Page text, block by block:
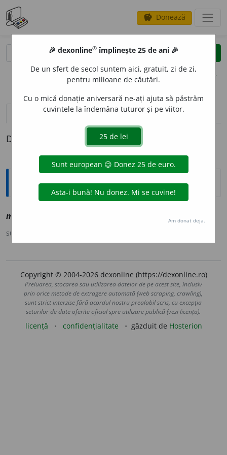
savings Donează
clear
opțiuni
definiții (1)
Definiția cu ID-ul 1142776:
Explicative DEX
menghine
sursa:
Copyright © 2004-2026 dexonline (https://dexonline.ro)
Preluarea, stocarea sau utilizarea datelor de pe acest site, inclusiv
prin orice metode de extragere automată (web scraping, crawling),
sunt strict interzise fără acordul nostru prealabil scris, cu excepția
seturilor de date oferite oficial spre utilizare publică (vezi licența).
licență confidențialitate găzduit de Hosterion
🎉 dexonline® împlinește 25 de ani 🎉
De un sfert de secol suntem aici, gratuit, zi de zi,
pentru milioane de căutări.
Cu o mică donație aniversară ne-ați ajuta să păstrăm
cuvintele la îndemâna tuturor și pe viitor.
Am donat deja.